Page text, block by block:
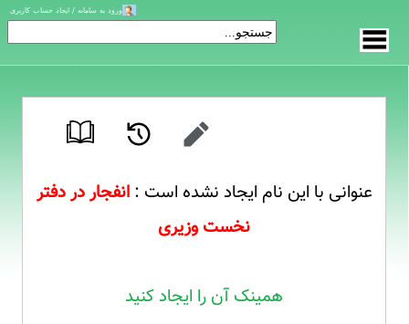
عنوانی با این نام ایجاد نشده است :انفجار در دفتر
نخست وزیری
همینک آن را ایجاد کنید
ورود به سامانه / ایجاد حساب کاربری